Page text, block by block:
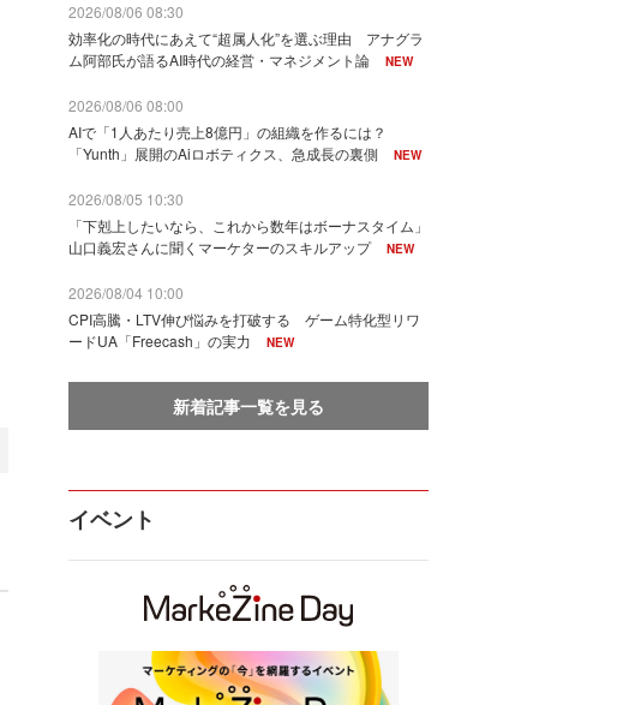
2026/08/06 08:30
効率化の時代にあえて“超属人化”を選ぶ理由 アナグラ
ム阿部氏が語るAI時代の経営・マネジメント論
NEW
2026/08/06 08:00
AIで「1人あたり売上8億円」の組織を作るには？
「Yunth」展開のAiロボティクス、急成長の裏側
NEW
2026/08/05 10:30
「下剋上したいなら、これから数年はボーナスタイム」
山口義宏さんに聞くマーケターのスキルアップ
NEW
2026/08/04 10:00
CPI高騰・LTV伸び悩みを打破する ゲーム特化型リワ
ードUA「Freecash」の実力
NEW
新着記事一覧を見る
イベント